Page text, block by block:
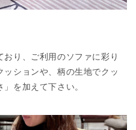
り、ご利用のソファに彩り
ションや、柄の生地でクッ
を加えて下さい。